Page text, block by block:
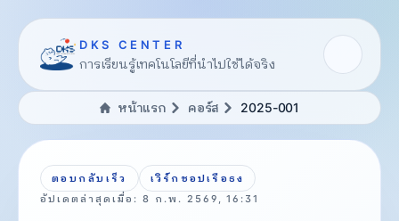
DKS CENTER
การเรียนรู้เทคโนโลยีที่นำไปใช้ได้จริง
หน้าแรก คอร์ส 2025-001
ตอบกลับเร็ว
เวิร์กชอปเรือธง
อัปเดตล่าสุดเมื่อ: 8 ก.พ. 2569, 16:31